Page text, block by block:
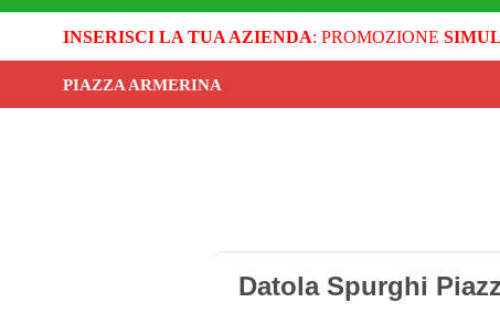
INSERISCI LA TUA AZIENDA: PROMOZIONE
PIAZZA ARMERINA
Datola Spurghi